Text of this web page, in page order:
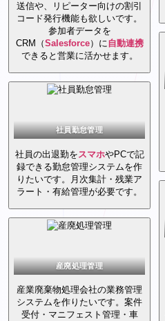
送信や、リピーター向けの割引
コード発行機能も欲しいです。
参加者データを
CRM（Salesforce）に自動連携
できると営業に活かせます。
社員勤怠管理
社員の出退勤を スマホやPCで記
録できる勤怠管理システムを作
りたいです。月次集計・残業ア
ラート・有給管理が必要です。
産廃処理管理
産業廃棄物処理会社の業務管理
システムを作りたいです。案件
受付・マニフェスト管理・車